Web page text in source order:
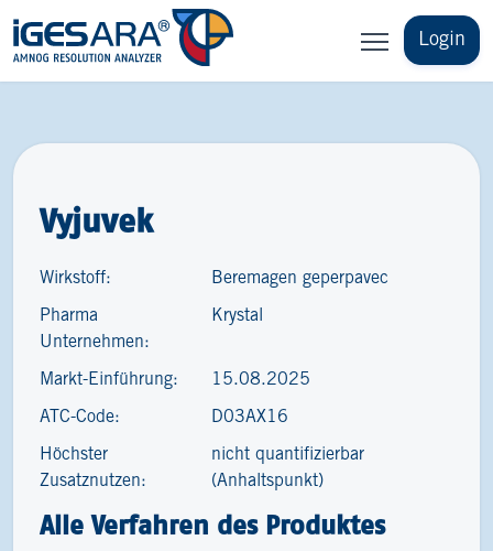
Login
Vyjuvek
Wirkstoff: Beremagen geperpavec
Pharma
Unternehmen:
Krystal
Markt-Einführung: 15.08.2025
ATC-Code: D03AX16
Höchster
Zusatznutzen:
nicht quantifizierbar
(Anhaltspunkt)
Alle Verfahren des Produktes